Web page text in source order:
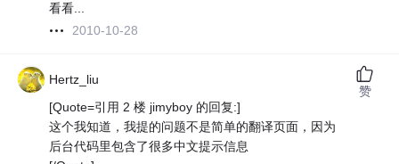
看看...
2010-10-28
Hertz_liu
[Quote=引用 2 楼 jimyboy 的回复:]
这个我知道，我提的问题不是简单的翻译页面，因为
后台代码里包含了很多中文提示信息
赞